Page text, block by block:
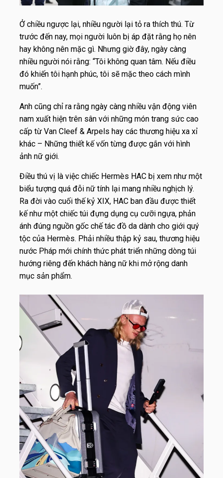
Ở chiều ngược lại, nhiều người lại tỏ ra thích thú. Từ
trước đến nay, mọi người luôn bị áp đặt rằng họ nên
hay không nên mặc gì. Nhưng giờ đây, ngày càng
nhiều người nói rằng: “Tôi không quan tâm. Nếu điều
đó khiến tôi hạnh phúc, tôi sẽ mặc theo cách mình
muốn”.
Anh cũng chỉ ra rằng ngày càng nhiều vận động viên
nam xuất hiện trên sân với những món trang sức cao
cấp từ Van Cleef & Arpels hay các thương hiệu xa xỉ
khác – Những thiết kế vốn từng được gắn với hình
ảnh nữ giới.
Điều thú vị là việc chiếc Hermès HAC bị xem như một
biểu tượng quá đỗi nữ tính lại mang nhiều nghịch lý.
Ra đời vào cuối thế kỷ XIX, HAC ban đầu được thiết
kế như một chiếc túi đựng dụng cụ cưỡi ngựa, phản
ánh đúng nguồn gốc chế tác đồ da dành cho giới quý
tộc của Hermès. Phải nhiều thập kỷ sau, thương hiệu
nước Pháp mới chính thức phát triển những dòng túi
hướng riêng đến khách hàng nữ khi mở rộng danh
mục sản phẩm.